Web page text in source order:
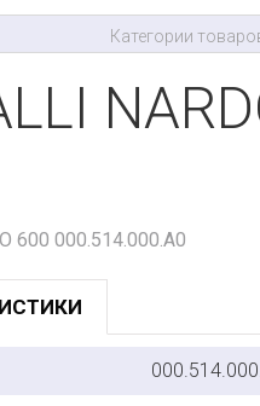
Категории
600 000.514.000.A0